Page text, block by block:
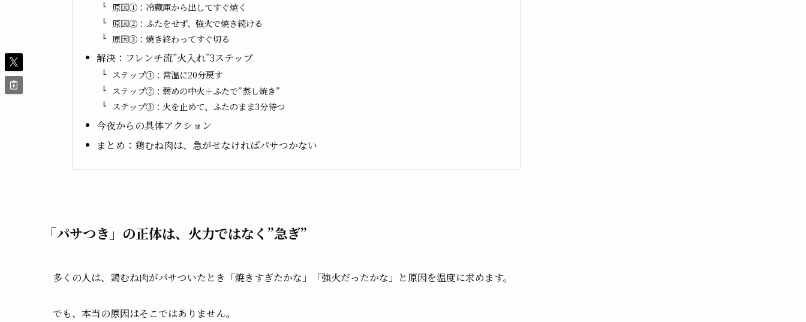
原因①：冷蔵庫から出してすぐ焼く
原因②：ふたをせず、強火で焼き続ける
原因③：焼き終わってすぐ切る
解決：フレンチ流”火入れ”3ステップ
ステップ①：常温に20分戻す
ステップ②：弱めの中火＋ふたで”蒸し焼き”
ステップ③：火を止めて、ふたのまま3分待つ
今夜からの具体アクション
まとめ：鶏むね肉は、急がせなければパサつかない
「パサつき」の正体は、火力ではなく”急ぎ”
多くの人は、鶏むね肉がパサついたとき「焼きすぎたかな」「強火だったかな」と原因を温度に求めます。
でも、本当の原因はそこではありません。